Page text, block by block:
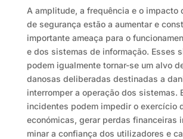
A amplitude, a frequência e o impacto
de segurança estão a aumentar e
importante ameaça para o
e dos sistemas de informação. Esses
podem igualmente tornar-se um alvo
danosas deliberadas destinadas a
interromper a operação dos sistemas.
incidentes podem impedir o exercício
económicas, gerar perdas financeiras
minar a confiança dos utilizadores e